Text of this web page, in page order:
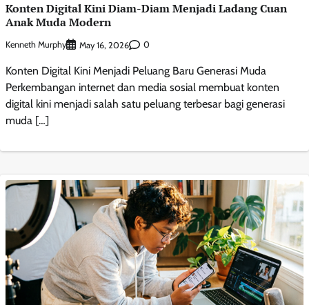
Konten Digital Kini Diam-Diam Menjadi Ladang Cuan
Anak Muda Modern
Kenneth Murphy May 16, 2026 0
Konten Digital Kini Menjadi Peluang Baru Generasi Muda
Perkembangan internet dan media sosial membuat konten
digital kini menjadi salah satu peluang terbesar bagi generasi
muda […]